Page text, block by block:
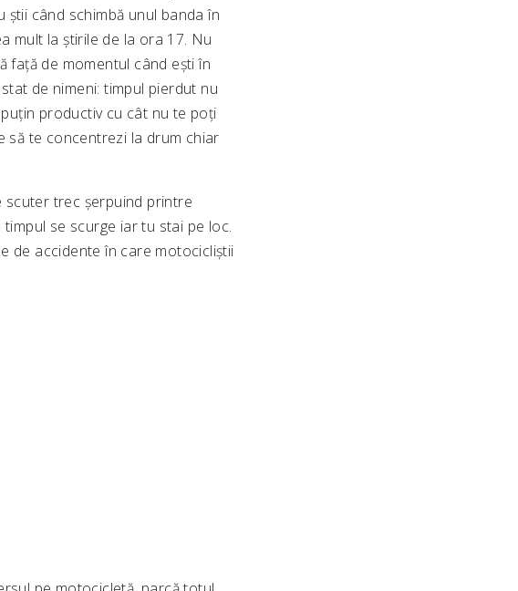
știi când schimbă unul banda în
mult la știrile de la ora 17. Nu
față de momentul când ești în
de nimeni: timpul pierdut nu
productiv cu cât nu te poți
să te concentrezi la drum chiar
scuter trec șerpuind printre
se scurge iar tu stai pe loc.
de accidente în care motocicliștii